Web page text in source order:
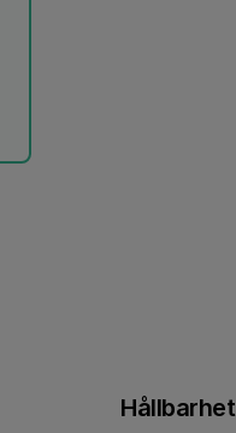
Hållbarhet